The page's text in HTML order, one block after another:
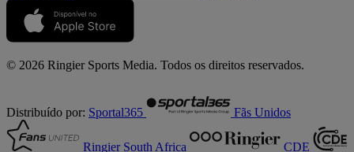
© 2026 Ringier Sports Media. Todos os direitos reservados.
Distribuído por: Sportal365 Fãs Unidos
Ringier South Africa CDE